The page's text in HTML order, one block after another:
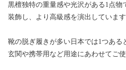
黒檀独特の重量感や光沢がある1点物
装飾し、より高級感を演出しています
靴の脱ぎ履きが多い日本では1つある
玄関や携帯用など用途にあわせてご使